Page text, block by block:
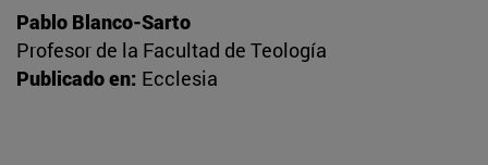
Pablo Blanco-Sarto
Profesor de la Facultad de Teología
Publicado en: Ecclesia